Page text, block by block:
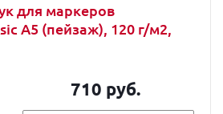
для маркеров
A5 (пейзаж), 120 г/м2,
710 руб.